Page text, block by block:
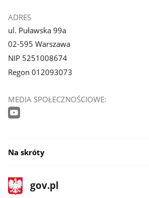
ADRES
ul. Puławska 99a
02-595 Warszawa
NIP 5251008674
Regon 012093073
MEDIA SPOŁECZNOŚCIOWE:
Na skróty
stopka
gov.pl
Strona
gov.pl